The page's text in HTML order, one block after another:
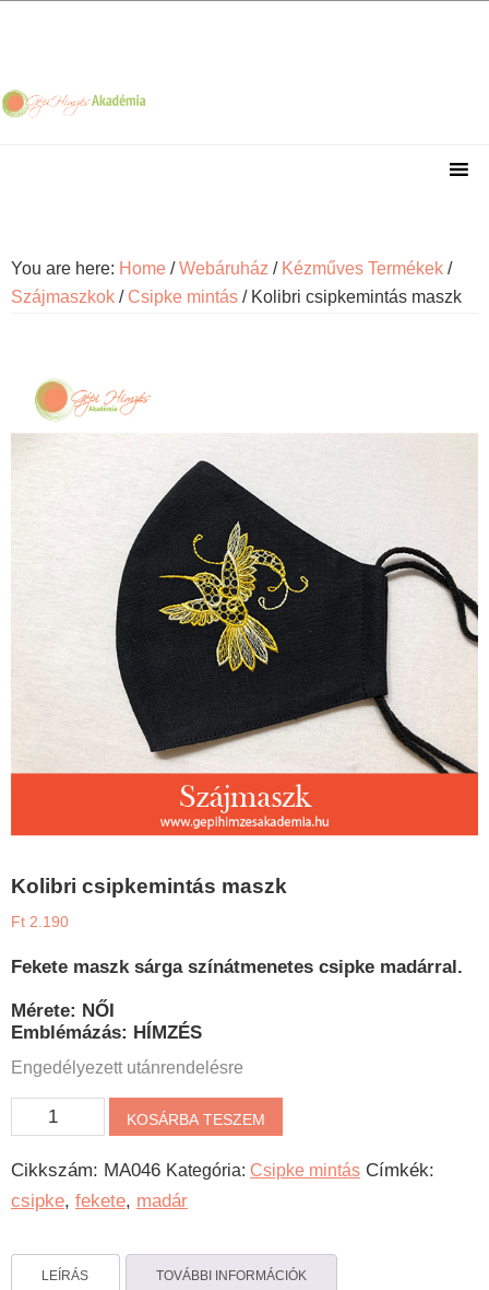
navigation
content
sidebar
You are here: Home / Webáruház / Kézműves Termékek /
Szájmaszkok / Csipke mintás / Kolibri csipkemintás maszk
Kolibri csipkemintás maszk
Ft 2.190
Fekete maszk sárga színátmenetes csipke madárral.
Mérete: NŐI
Emblémázás: HÍMZÉS
Engedélyezett utánrendelésre
Kolibri
csipkemintás
maszk
mennyiség
KOSÁRBA TESZEM
Cikkszám: MA046 Kategória: Csipke mintás Címkék:
csipke, fekete, madár
LEÍRÁS TOVÁBBI INFORMÁCIÓK